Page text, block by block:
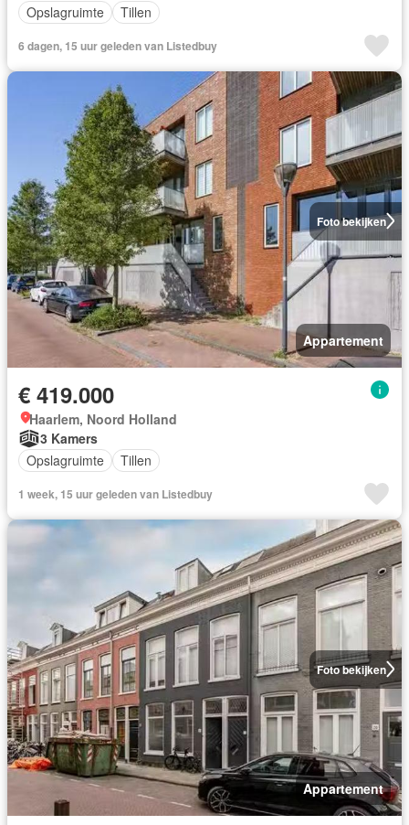
Opslagruimte
Tillen
6 dagen, 15 uur geleden van Listedbuy
Foto bekijken
Appartement
€ 419.000
Haarlem, Noord Holland
3 Kamers
Opslagruimte
Tillen
1 week, 15 uur geleden van Listedbuy
Foto bekijken
Appartement